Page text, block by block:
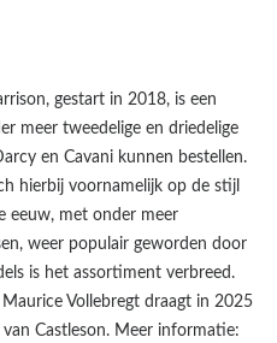
gestart in 2018, is een
meer tweedelige en driedelige
en Cavani kunnen bestellen.
hierbij voornamelijk op de stijl
eeuw, met onder meer
weer populair geworden door
is het assortiment verbreed.
Vollebregt draagt in 2025
Castleson. Meer informatie: